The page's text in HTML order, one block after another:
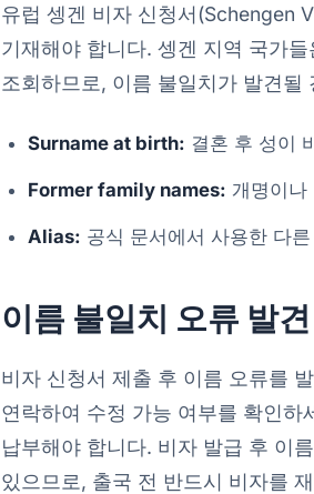
유럽 셍겐 비자 신청서(Schengen
기재해야 합니다. 셍겐 지역 국가
조회하므로, 이름 불일치가 발견될
Surname at birth: 결혼 후 성이
Former family names: 개명이나
Alias: 공식 문서에서 사용한 다
이름 불일치 오류 발
비자 신청서 제출 후 이름 오류를
연락하여 수정 가능 여부를 확인
납부해야 합니다. 비자 발급 후 이
있으므로, 출국 전 반드시 비자를